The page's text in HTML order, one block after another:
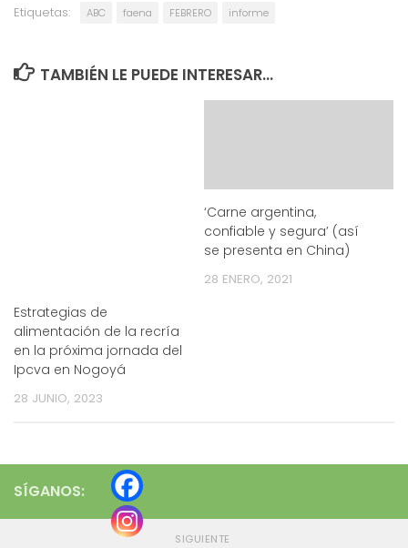
Etiquetas: ABC faena FEBRERO informe
TAMBIÉN LE PUEDE INTERESAR...
Estrategias de
alimentación de la recría
en la próxima jornada del
Ipcva en Nogoyá
28 JUNIO, 2023
‘Carne argentina,
confiable y segura’ (así
se presenta en China)
28 ENERO, 2021
SÍGANOS:
SIGUIENTE